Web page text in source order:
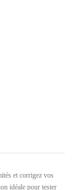
et corrigez vos
idéale pour tester